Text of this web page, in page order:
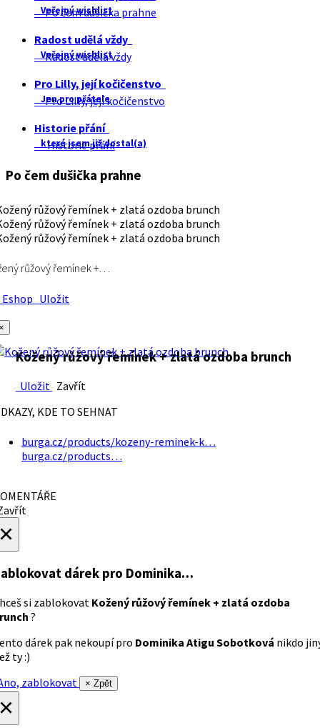
Veřejný wishlist
Po čem dušička prahne
Radost udělá vždy
Veřejný wishlist
Radost udělá vždy
Pro Lilly, její kočičenstvo
Jen pro přátele
Pro Lilly, její kočičenstvo
Historie přání
které jsem již dostal(a)
Historie přání
Po čem dušička prahne
růžový řemínek +…
Uložit
Kožený růžový řemínek + zlatá ozdoba brunch
Uložit Zavřít
KDE TO SEHNAT
burga.cz/products/kozeny-reminek-k…
burga.cz/products…
dárek pro Dominika…
si zablokovat Kožený růžový řemínek + zlatá ozdoba
?
dárek pak nekoupí pro Dominika Atigu Sobotková nikdo
ty :)
zablokovat
× Zpět